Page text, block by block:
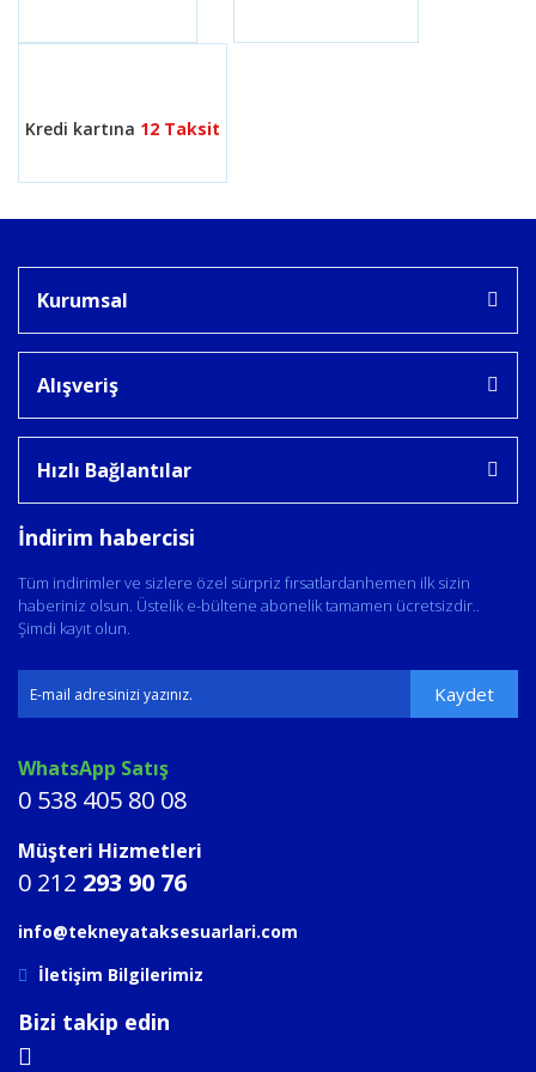
Kredi kartına 12 Taksit
Kurumsal
Alışveriş
Hızlı Bağlantılar
İndirim habercisi
Tüm indirimler ve sizlere özel sürpriz fırsatlardanhemen ilk sizin
haberiniz olsun. Üstelik e-bültene abonelik tamamen ücretsizdir..
Şimdi kayıt olun.
Kaydet
WhatsApp Satış
0 538 405 80 08
Müşteri Hizmetleri
0 212 293 90 76
info@tekneyataksesuarlari.com
İletişim Bilgilerimiz
Bizi takip edin